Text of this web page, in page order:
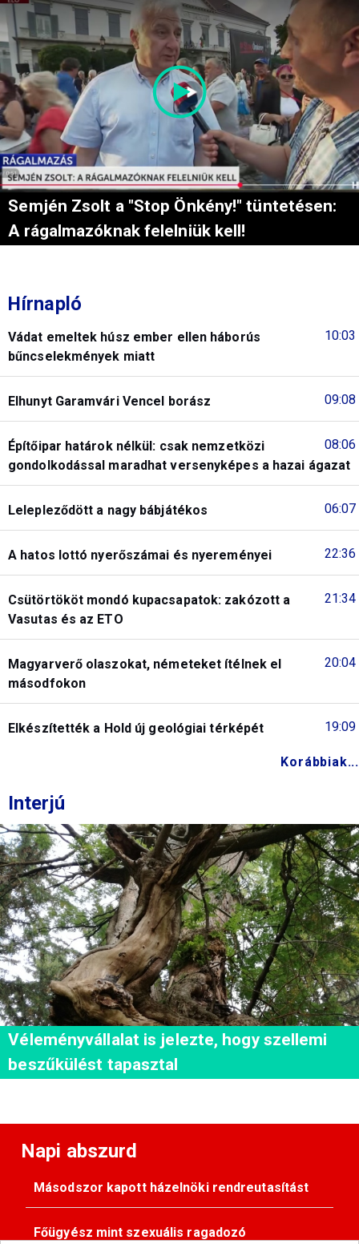
Semjén Zsolt a "Stop Önkény!" tüntetésen:
A rágalmazóknak felelniük kell!
Hírnapló
10:03
Vádat emeltek húsz ember ellen háborús
bűncselekmények miatt
09:08
Elhunyt Garamvári Vencel borász
08:06
Építőipar határok nélkül: csak nemzetközi
gondolkodással maradhat versenyképes a hazai ágazat
06:07
Lelepleződött a nagy bábjátékos
22:36
A hatos lottó nyerőszámai és nyereményei
21:34
Csütörtököt mondó kupacsapatok: zakózott a
Vasutas és az ETO
20:04
Magyarverő olaszokat, németeket ítélnek el
másodfokon
19:09
Elkészítették a Hold új geológiai térképét
Korábbiak...
Interjú
Véleményvállalat is jelezte, hogy szellemi
beszűkülést tapasztal
Napi abszurd
Másodszor kapott házelnöki rendreutasítást
Főügyész mint szexuális ragadozó